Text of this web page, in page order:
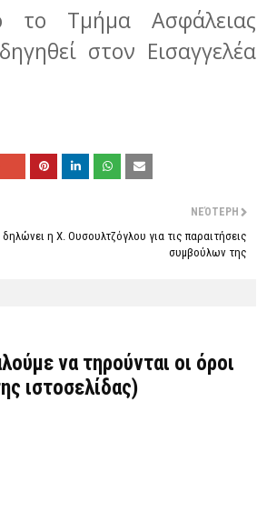
το Τμήμα Ασφάλειας
στον Εισαγγελέα
ΝΕΌΤΕΡΗ
δηλώνει η Χ. Ουσουλτζόγλου για τις παραιτήσεις
συμβούλων της
να τηρούνται οι όροι
ιστοσελίδας)